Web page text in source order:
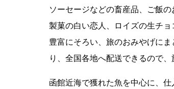
ソーセージなどの畜産品、ご飯
製菓の白い恋人、ロイズの生チ
豊富にそろい、旅のおみやげに
り、全国各地へ配送できるので
函館近海で獲れた魚を中心に、